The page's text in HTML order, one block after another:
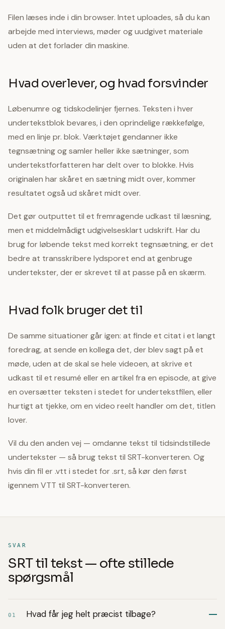
Filen læses inde i din browser. Intet uploades, så du kan
arbejde med interviews, møder og uudgivet materiale
uden at det forlader din maskine.
Hvad overlever, og hvad forsvinder
Løbenumre og tidskodelinjer fjernes. Teksten i hver
undertekstblok bevares, i den oprindelige rækkefølge,
med en linje pr. blok. Værktøjet gendanner ikke
tegnsætning og samler heller ikke sætninger, som
undertekstforfatteren har delt over to blokke. Hvis
originalen har skåret en sætning midt over, kommer
resultatet også ud skåret midt over.
Det gør outputtet til et fremragende udkast til læsning,
men et middelmådigt udgivelsesklart udskrift. Har du
brug for løbende tekst med korrekt tegnsætning, er det
bedre at transskribere lydsporet end at genbruge
undertekster, der er skrevet til at passe på en skærm.
Hvad folk bruger det til
De samme situationer går igen: at finde et citat i et langt
foredrag, at sende en kollega det, der blev sagt på et
møde, uden at de skal se hele videoen, at skrive et
udkast til et resumé eller en artikel fra en episode, at give
en oversætter teksten i stedet for undertekstfilen, eller
hurtigt at tjekke, om en video reelt handler om det, titlen
lover.
Vil du den anden vej — omdanne tekst til tidsindstillede
undertekster — så brug tekst til SRT-konverteren. Og
hvis din fil er .vtt i stedet for .srt, så kør den først
igennem VTT til SRT-konverteren.
SVAR
SRT til tekst — ofte stillede
spørgsmål
01 Hvad får jeg helt præcist tilbage?